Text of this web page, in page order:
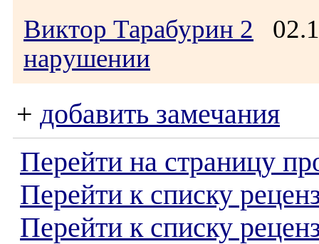
Виктор Тарабурин 2
нарушении
+ добавить замечания
Перейти на страницу
Перейти к списку
Перейти к списку